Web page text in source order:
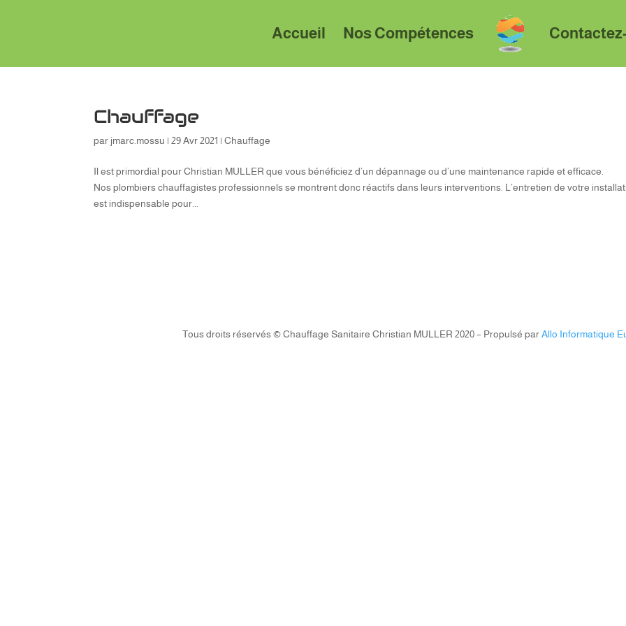
Accueil Nos Compétences
Chauffage
par jmarc.mossu |29 Avr 2021 |Chauffage
Il est primordial pour Christian MULLER que vous bénéficiez d’un dépannage ou d’une maintenance rapide et efficace.
Nos plombiers chauffagistes professionnels se montrent donc réactifs dans leurs interventions. L’entretien de votre
est indispensable pour...
Tous droits réservés © Chauffage Sanitaire Christian MULLER 2020 – Propulsé parAllo Informatique